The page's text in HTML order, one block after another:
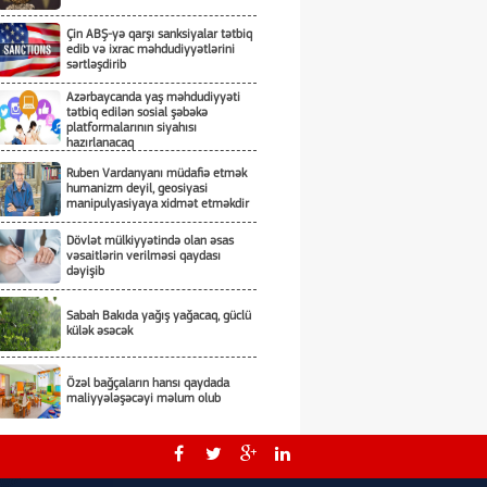
Çin ABŞ-yə qarşı sanksiyalar tətbiq
edib və ixrac məhdudiyyətlərini
sərtləşdirib
Azərbaycanda yaş məhdudiyyəti
tətbiq edilən sosial şəbəkə
platformalarının siyahısı
hazırlanacaq
Ruben Vardanyanı müdafiə etmək
humanizm deyil, geosiyasi
manipulyasiyaya xidmət etməkdir
Dövlət mülkiyyətində olan əsas
vəsaitlərin verilməsi qaydası
dəyişib
Sabah Bakıda yağış yağacaq, güclü
külək əsəcək
Özəl bağçaların hansı qaydada
maliyyələşəcəyi məlum olub
Rusiya Kiyevə hücumda kasetli
döyüş sursatlarından istifadə edib